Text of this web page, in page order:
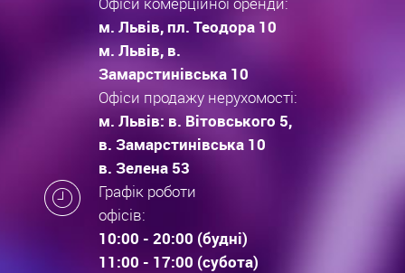
м. Львів, пл. Теодора 10
м. Львів, в.
Замарстинівська 10
Офіси продажу нерухомості:
м. Львів: в. Вітовського 5,
в. Замарстинівська 10
в. Зелена 53
Графік роботи
офісів:
10:00 - 20:00 (будні)
11:00 - 17:00 (субота)